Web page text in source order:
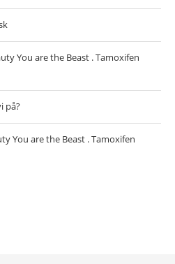
You are the Beast . Tamoxifen
på?
You are the Beast . Tamoxifen